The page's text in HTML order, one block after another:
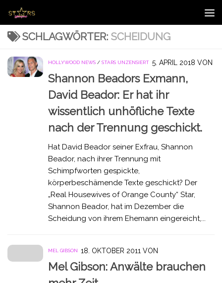
Zum Inhalt springen
SCHLAGWÖRTER: SCHEIDUNG
HOLLYWOOD NEWS / STARS UNZENSIERT 5. APRIL 2018 VON
Shannon Beadors Exmann,
David Beador: Er hat ihr
wissentlich unhöfliche Texte
nach der Trennung geschickt.
Hat David Beador seiner Exfrau, Shannon
Beador, nach ihrer Trennung mit
Schimpfworten gespickte,
körperbeschämende Texte geschickt? Der
„Real Housewives of Orange County“ Star,
Shannon Beador, hat im Dezember die
Scheidung von ihrem Ehemann eingereicht,...
MEL GIBSON 18. OKTOBER 2011 VON
Mel Gibson: Anwälte brauchen